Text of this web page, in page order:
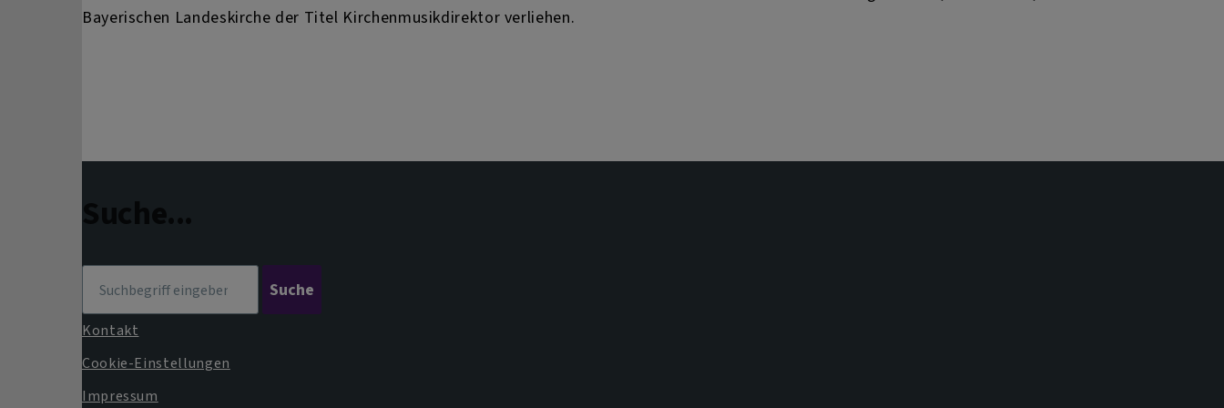
Bayerischen Landeskirche der Titel Kirchenmusikdirektor verliehen.
Fußbereichsmenü
Kontakt
Cookie-Einstellungen
Impressum